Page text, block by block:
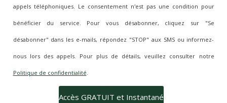
appels téléphoniques. Le consentement n'est pas une condition pour
bénéficier du service. Pour vous désabonner, cliquez sur "Se
désabonner" dans les e-mails, répondez "STOP" aux SMS ou informez-
nous lors des appels. Pour plus de détails, veuillez consulter notre
Politique de confidentialité.